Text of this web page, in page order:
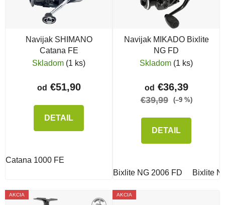
Navijak SHIMANO
Catana FE
Skladom (1 ks)
od €51,90
DETAIL
Catana 1000 FE
Navijak MIKADO Bixlite
NG FD
Skladom (1 ks)
od €36,39
€39,99 (–9 %)
DETAIL
Bixlite NG 2006 FD Bixlite
AKCIA AKCIA